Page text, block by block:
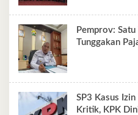
Pemprov:
Tunggakan
SP3 Kasus
Kritik, KPK